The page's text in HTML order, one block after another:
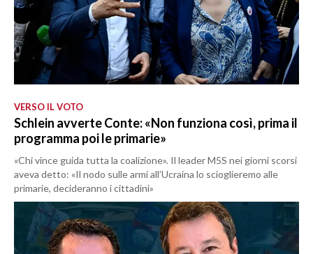
VERSO IL VOTO
Schlein avverte Conte: «Non funziona così, prima il
programma poi le primarie»
«Chi vince guida tutta la coalizione». Il leader M5S nei giorni scorsi
aveva detto: «Il nodo sulle armi all’Ucraina lo scioglieremo alle
primarie, decideranno i cittadini»